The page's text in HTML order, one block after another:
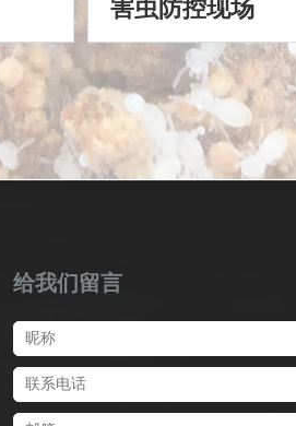
害虫防控现场
给我们留言